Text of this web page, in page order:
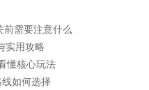
前需要注意什么
实用攻略
懂核心玩法
如何选择